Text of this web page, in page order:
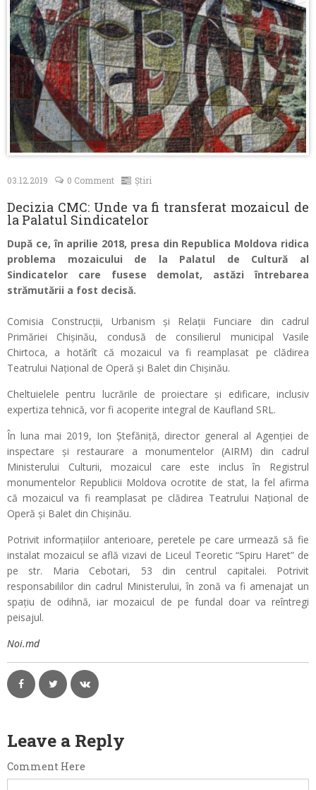
Contacte
03.12.2019 0 Comment Știri
Decizia CMC: Unde va fi transferat mozaicul de
la Palatul Sindicatelor
După ce, în aprilie 2018, presa din Republica Moldova ridica
problema mozaicului de la Palatul de Cultură al
Sindicatelor care fusese demolat, astăzi întrebarea
strămutării a fost decisă.
Comisia Construcții, Urbanism și Relații Funciare din cadrul
Primăriei Chișinău, condusă de consilierul municipal Vasile
Chirtoca, a hotărît că mozaicul va fi reamplasat pe clădirea
Teatrului Național de Operă și Balet din Chișinău.
Cheltuielele pentru lucrările de proiectare și edificare, inclusiv
expertiza tehnică, vor fi acoperite integral de Kaufland SRL.
În luna mai 2019, Ion Ștefăniţă, director general al Agenţiei de
inspectare şi restaurare a monumentelor (AIRM) din cadrul
Ministerului Culturii, mozaicul care este inclus în Registrul
monumentelor Republicii Moldova ocrotite de stat, la fel afirma
că mozaicul va fi reamplasat pe clădirea Teatrului Național de
Operă și Balet din Chișinău.
Potrivit informațiilor anterioare, peretele pe care urmează să fie
instalat mozaicul se află vizavi de Liceul Teoretic “Spiru Haret” de
pe str. Maria Cebotari, 53 din centrul capitalei. Potrivit
responsabililor din cadrul Ministerului, în zonă va fi amenajat un
spațiu de odihnă, iar mozaicul de pe fundal doar va reîntregi
peisajul.
Noi.md
Leave a Reply
Comment Here